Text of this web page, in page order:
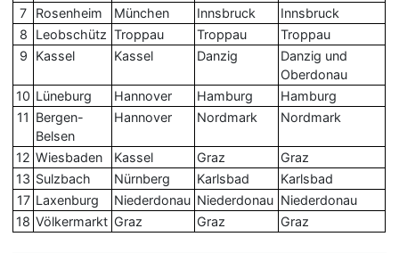
7
Rosenheim München Innsbruck
Innsbruck
8
Leobschütz Troppau Troppau
Troppau
9
Kassel Kassel Danzig
Danzig und
Oberdonau
10 Lüneburg Hannover Hamburg
Hamburg
11 Bergen-
Belsen
Hannover Nordmark Nordmark
12 Wiesbaden Kassel Graz
Graz
13 Sulzbach Nürnberg Karlsbad
Karlsbad
17 Laxenburg Niederdonau Niederdonau Niederdonau
18 Völkermarkt Graz Graz Graz